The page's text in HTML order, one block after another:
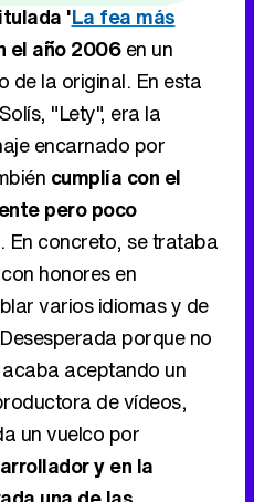
'La fea más
el año 2006en un
de la original. En esta
"Lety", era la
encarnado por
cumplía con el
pero poco
. En concreto, se trataba
honores en
varios idiomas y de
porque no
aceptando un
de vídeos,
un vuelco por
y en la